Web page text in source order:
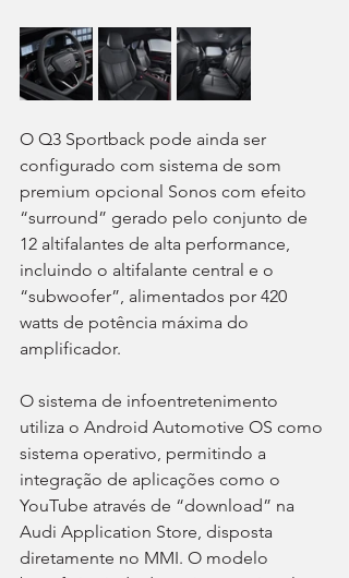
O Q3 Sportback pode ainda ser
configurado com sistema de som
premium opcional Sonos com efeito
“surround” gerado pelo conjunto de
12 altifalantes de alta performance,
incluindo o altifalante central e o
“subwoofer”, alimentados por 420
watts de potência máxima do
amplificador.
O sistema de infoentretenimento
utiliza o Android Automotive OS como
sistema operativo, permitindo a
integração de aplicações como o
YouTube através de “download” na
Audi Application Store, disposta
diretamente no MMI. O modelo